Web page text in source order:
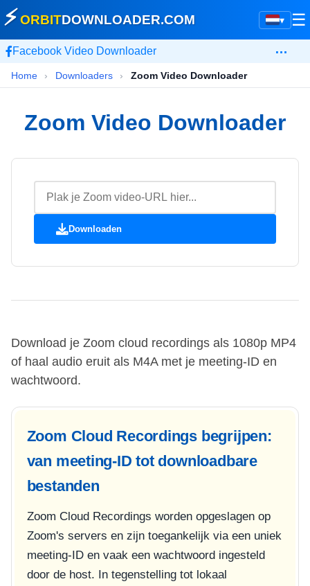
▾
⚡ORBITDOWNLOADER.COM ☰
Facebook Video Downloader …
Home › Downloaders › Zoom Video Downloader
Zoom Video Downloader
Downloaden
Download je Zoom cloud recordings als 1080p MP4
of haal audio eruit als M4A met je meeting-ID en
wachtwoord.
Zoom Cloud Recordings begrijpen:
van meeting-ID tot downloadbare
bestanden
Zoom Cloud Recordings worden opgeslagen op
Zoom's servers en zijn toegankelijk via een uniek
meeting-ID en vaak een wachtwoord ingesteld
door de host. In tegenstelling tot lokaal